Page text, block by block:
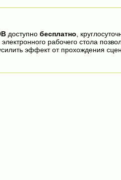
доступно бесплатно,
рабочего стола
эффект от прохождения